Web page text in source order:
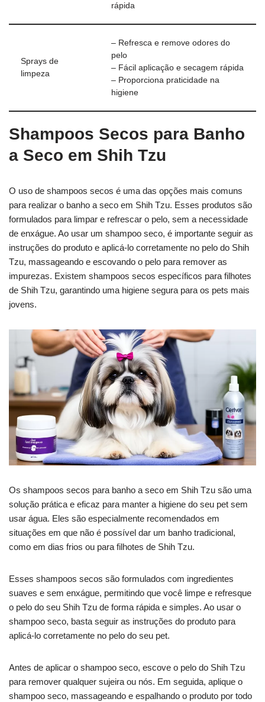
rápida
Sprays de
limpeza
– Refresca e remove odores do
pelo
– Fácil aplicação e secagem rápida
– Proporciona praticidade na
higiene
Shampoos Secos para Banho
a Seco em Shih Tzu
O uso de shampoos secos é uma das opções mais comuns
para realizar o banho a seco em Shih Tzu. Esses produtos são
formulados para limpar e refrescar o pelo, sem a necessidade
de enxágue. Ao usar um shampoo seco, é importante seguir as
instruções do produto e aplicá-lo corretamente no pelo do Shih
Tzu, massageando e escovando o pelo para remover as
impurezas. Existem shampoos secos específicos para filhotes
de Shih Tzu, garantindo uma higiene segura para os pets mais
jovens.
Os shampoos secos para banho a seco em Shih Tzu são uma
solução prática e eficaz para manter a higiene do seu pet sem
usar água. Eles são especialmente recomendados em
situações em que não é possível dar um banho tradicional,
como em dias frios ou para filhotes de Shih Tzu.
Esses shampoos secos são formulados com ingredientes
suaves e sem enxágue, permitindo que você limpe e refresque
o pelo do seu Shih Tzu de forma rápida e simples. Ao usar o
shampoo seco, basta seguir as instruções do produto para
aplicá-lo corretamente no pelo do seu pet.
Antes de aplicar o shampoo seco, escove o pelo do Shih Tzu
para remover qualquer sujeira ou nós. Em seguida, aplique o
shampoo seco, massageando e espalhando o produto por todo